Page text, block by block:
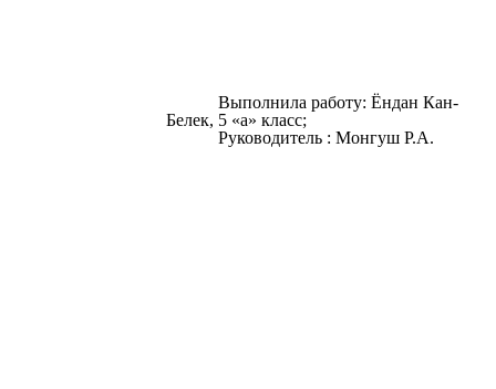
Выполнила работу: Ёндан Кан-
Белек, 5 «а» класс;
Руководитель : Монгуш Р.А.